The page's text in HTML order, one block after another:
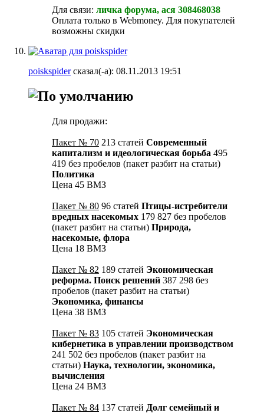
Для связи: личка форума, ася 308468038
Оплата только в Webmoney. Для покупателей
возможны скидки
poiskspiderсказал(-а): 08.11.2013 19:51
Для продажи:
Пакет № 70 213 статей Современный
капитализм и идеологическая борьба 495
419 без пробелов (пакет разбит на статьи)
Политика
Цена 45 ВМЗ
Пакет № 80 96 статей Птицы-истребители
вредных насекомых 179 827 без пробелов
(пакет разбит на статьи) Природа,
насекомые, флора
Цена 18 ВМЗ
Пакет № 82 189 статей Экономическая
реформа. Поиск решений 387 298 без
пробелов (пакет разбит на статьи)
Экономика, финансы
Цена 38 ВМЗ
Пакет № 83 105 статей Экономическая
кибернетика в управлении производством
241 502 без пробелов (пакет разбит на
статьи) Наука, технологии, экономика,
вычисления
Цена 24 ВМЗ
Пакет № 84 137 статей Долг семейный и